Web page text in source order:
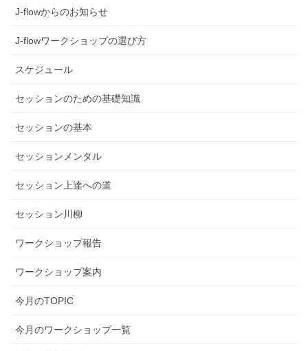
J-flowからのお知らせ
J-flowワークショップの選び方
スケジュール
セッションのための基礎知識
セッションの基本
セッションメンタル
セッション上達への道
セッション川柳
ワークショップ報告
ワークショップ案内
今月のTOPIC
今月のワークショップ一覧